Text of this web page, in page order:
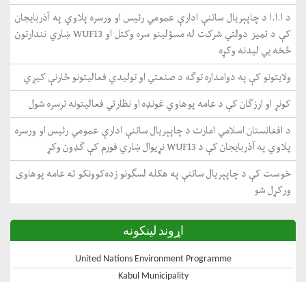
د ا.ا.ا د چاپېریال ساتنې ادارې عمومي رئیس او ورسره پلاوي په آذربایجان
کې د تمیز دولتي شرکت له مسؤلینو سره وکتل او WUF13 ښاري نندارتون
څخه یي لیدنه وکړه
ولایتونو کې په دوامداره توګه د صنعتي او تولیدي فعالیتونو څارنې کیږي
کونړ او ارزګان کې د عامه پوهاوي غونډه او نظارتي فعالیتونه ترسره شول
د افغانستان اسلامي امارت د چاپېریال ساتنې ادارې عمومي رئیس او ورسره
پلاوي په آذربایجان کې د WUF13 نړیوال ښاري فورم کې ګډون وکړ
خوست کې د چاپېریال ساتنې په هکله لسګونو زده‌کوونکو ته عامه پوهاوی
ورکړل شو
اړوند لینکونه
United Nations Environment Programme
Kabul Municipality